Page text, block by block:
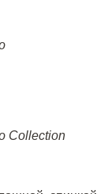
Collection